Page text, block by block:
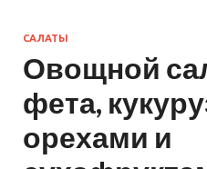
САЛАТЫ
Овощной
фета,
орехами и